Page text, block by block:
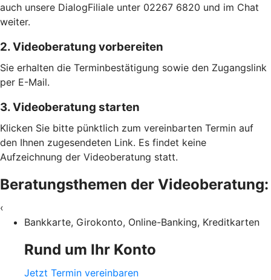
auch unsere DialogFiliale unter 02267 6820 und im Chat
weiter.
2. Videoberatung vorbereiten
Sie erhalten die Terminbestätigung sowie den Zugangslink
per E-Mail.
3. Videoberatung starten
Klicken Sie bitte pünktlich zum vereinbarten Termin auf
den Ihnen zugesendeten Link. Es findet keine
Aufzeichnung der Videoberatung statt.
Beratungsthemen der Videoberatung:
‹
Bankkarte, Girokonto, Online-Banking, Kreditkarten
Rund um Ihr Konto
Jetzt Termin vereinbaren